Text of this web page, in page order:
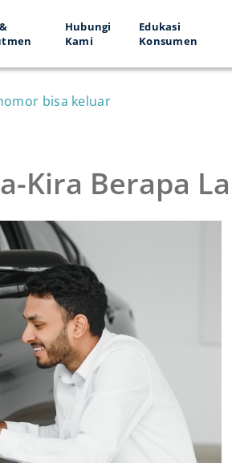
Hubungi
Kami
Edukasi
Konsumen
bisa keluar
Kira Berapa